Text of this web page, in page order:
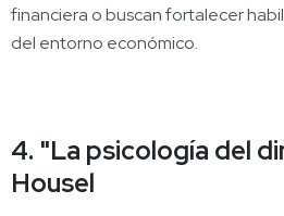
financiera o buscan fortalecer
del entorno económico.
4. "La psicología del
Housel